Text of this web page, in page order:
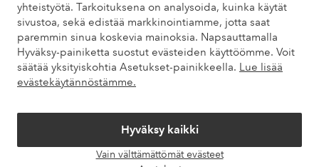
yhteistyötä. Tarkoituksena on analysoida, kuinka käytät
sivustoa, sekä edistää markkinointiamme, jotta saat
paremmin sinua koskevia mainoksia. Napsauttamalla
Hyväksy-painiketta suostut evästeiden käyttöömme. Voit
säätää yksityiskohtia Asetukset-painikkeella. Lue lisää
evästekäytännöstämme.
Hyväksy kaikki
Vain välttämättömät evästeet
Asiakaspalvelu Tilaukset Maksutavat
Omat sivut
Tietoa Elloksesta